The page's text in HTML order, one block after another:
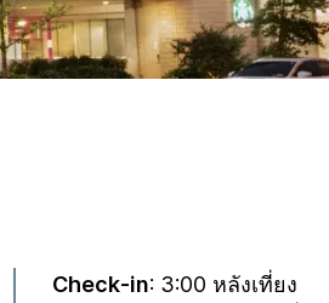
Check-in: 3:00 หลังเที่ยง